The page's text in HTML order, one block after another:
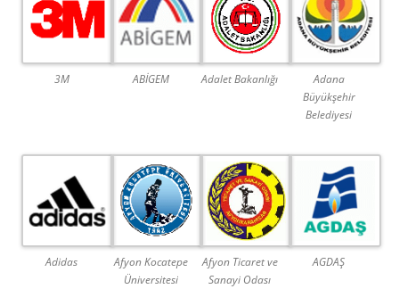
3M ABİGEM Adalet Bakanlığı
Adana
Büyükşehir
Belediyesi
Adidas
Afyon Kocatepe
Üniversitesi
Afyon Ticaret ve
Sanayi Odası
AGDAŞ